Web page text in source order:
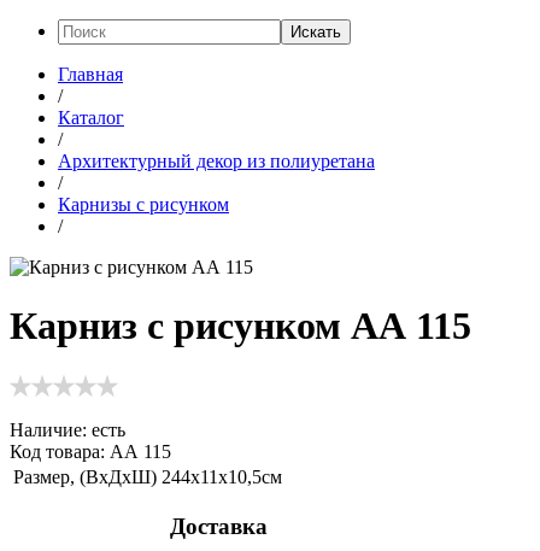
Искать
Главная
/
Каталог
/
Архитектурный декор из полиуретана
/
Карнизы с рисунком
/
Карниз с рисунком АА 115
Наличие: есть
Код товара: АА 115
Размер, (ВхДхШ) 244х11х10,5см
Доставка